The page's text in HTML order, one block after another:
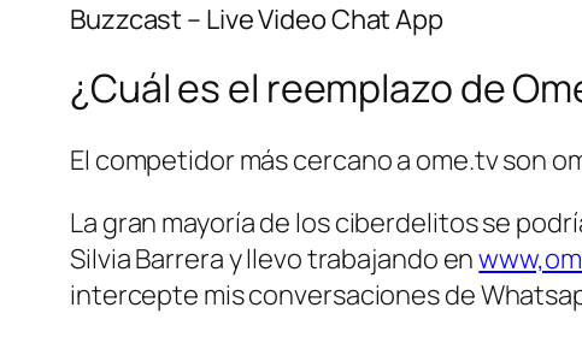
Buzzcast – Live Video Chat App
¿Cuál es el reemplazo de
El competidor más cercano a ome.tv son
La gran mayoría de los ciberdelitos se
Silvia Barrera y llevo trabajando en
intercepte mis conversaciones de